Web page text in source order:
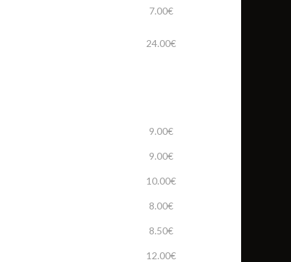
7.00€
24.00€
9.00€
9.00€
10.00€
8.00€
8.50€
12.00€